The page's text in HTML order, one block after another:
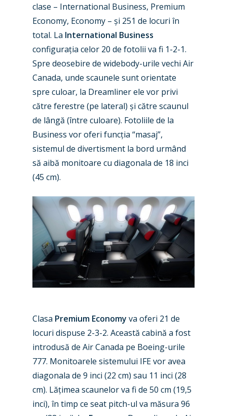
clase – International Business, Premium
Economy, Economy – și 251 de locuri în
total. La International Business
configurația celor 20 de fotolii va fi 1-2-1.
Spre deosebire de widebody-urile vechi Air
Canada, unde scaunele sunt orientate
spre culoar, la Dreamliner ele vor privi
către ferestre (pe lateral) și către scaunul
de lângă (între culoare). Fotoliile de la
Business vor oferi funcția “masaj”,
sistemul de divertisment la bord urmând
să aibă monitoare cu diagonala de 18 inci
(45 cm).
Clasa Premium Economy va oferi 21 de
locuri dispuse 2-3-2. Această cabină a fost
introdusă de Air Canada pe Boeing-urile
777. Monitoarele sistemului IFE vor avea
diagonala de 9 inci (22 cm) sau 11 inci (28
cm). Lățimea scaunelor va fi de 50 cm (19,5
inci), în timp ce seat pitch-ul va măsura 96
New Routes
Industry